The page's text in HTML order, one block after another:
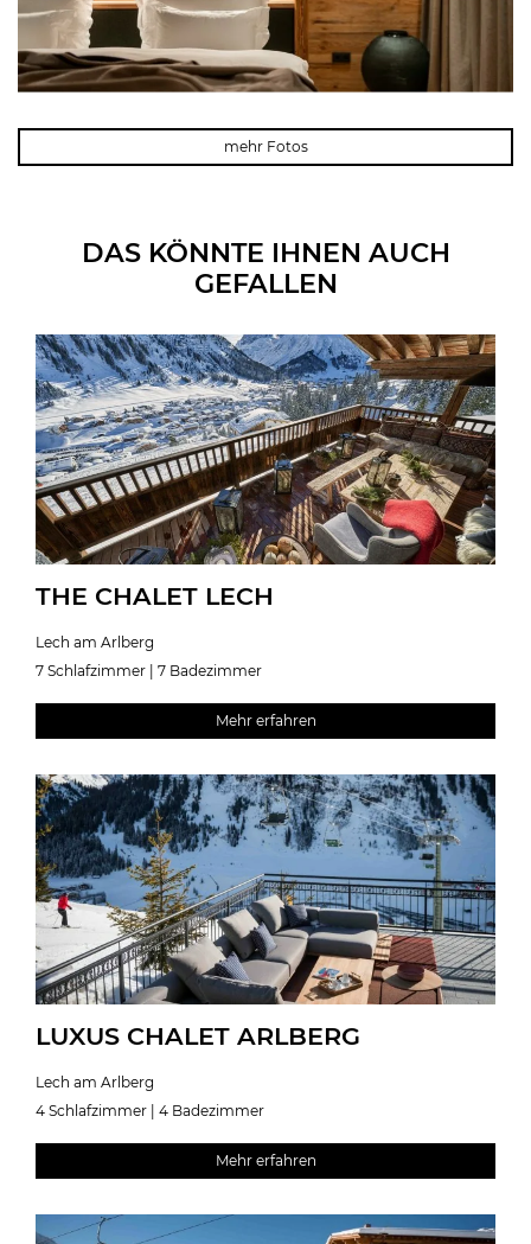
mehr Fotos
DAS KÖNNTE IHNEN AUCH
GEFALLEN
THE CHALET LECH
Lech am Arlberg
7 Schlafzimmer | 7 Badezimmer
Mehr erfahren
LUXUS CHALET ARLBERG
Lech am Arlberg
4 Schlafzimmer | 4 Badezimmer
Mehr erfahren